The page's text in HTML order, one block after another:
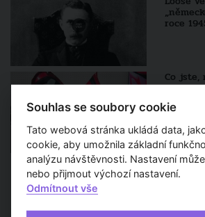
roce
Co jste,
Souhlas se soubory cookie
Tato webová stránka ukládá data,
cookie, aby umožnila základní
analýzu návštěvnosti. Nastavení
nebo přijmout výchozí nastavení.
Odmítnout vše